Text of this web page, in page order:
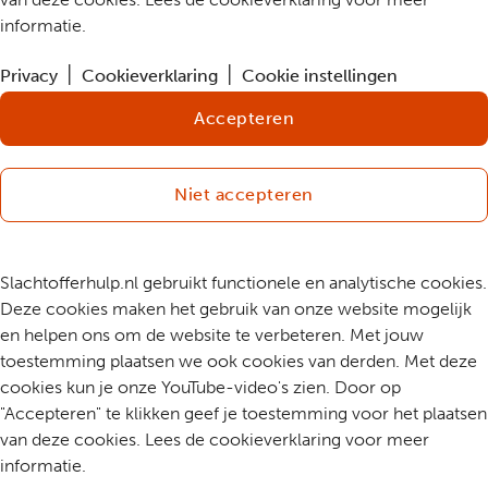
informatie.
Privacy Cookieverklaring Cookie instellingen
Accepteren
Niet accepteren
Slachtofferhulp.nl gebruikt functionele en analytische cookies.
Deze cookies maken het gebruik van onze website mogelijk
en helpen ons om de website te verbeteren. Met jouw
toestemming plaatsen we ook cookies van derden. Met deze
cookies kun je onze YouTube-video's zien. Door op
"Accepteren" te klikken geef je toestemming voor het plaatsen
van deze cookies. Lees de cookieverklaring voor meer
informatie.